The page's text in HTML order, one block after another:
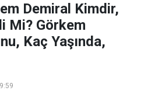
Demiral Kimdir,
Mi? Görkem
Kaç Yaşında,